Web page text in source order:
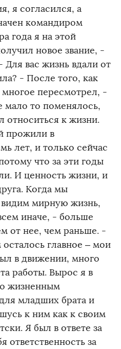
я согласился, а
командиром
года я на этой
новое звание, -
Для вас жизнь вдали от
- После того, как
пересмотрел, -
мало то поменялось,
относиться к жизни.
прожили в
лет, и только сейчас
что за эти годы
И ценность жизни, и
Когда мы
мирную жизнь,
иначе, - больше
от нее, чем раньше. -
главное – мои
в движении, много
работы. Вырос я в
жизненным
младших брата и
к ним как к своим
Я был в ответе за
ответственность за